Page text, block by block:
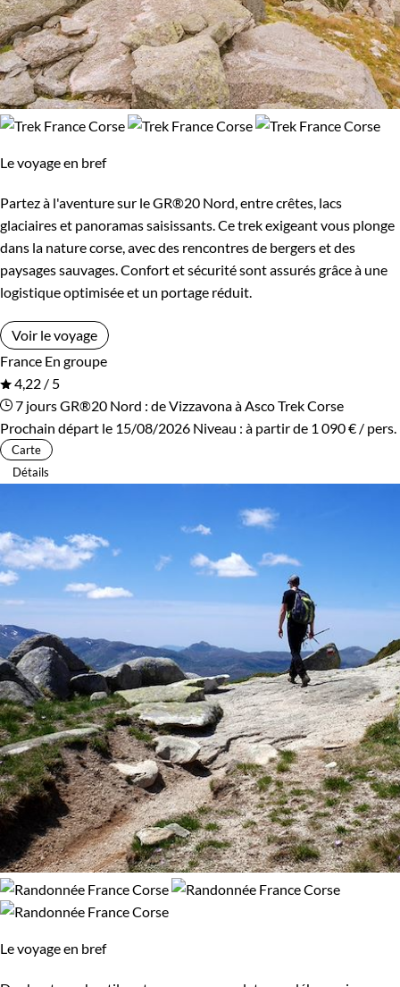
Le voyage en bref
Partez à l'aventure sur le GR®20 Nord, entre crêtes, lacs
glaciaires et panoramas saisissants. Ce trek exigeant vous plonge
dans la nature corse, avec des rencontres de bergers et des
paysages sauvages. Confort et sécurité sont assurés grâce à une
logistique optimisée et un portage réduit.
Voir le voyage
France En groupe
4,22 / 5
7 joursGR®20 Nord : de Vizzavona à AscoTrek Corse
Prochain départ le 15/08/2026 Niveau : à partir de 1 090 € / pers.
Carte
Détails
Le voyage en bref